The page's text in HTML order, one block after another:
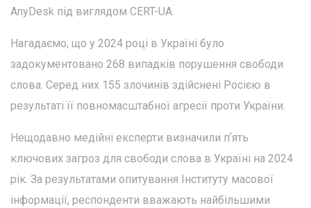
AnyDesk під виглядом CERT-UA.
Нагадаємо, що у 2024 році в Україні було
задокументовано 268 випадків порушення свободи
слова. Серед них 155 злочинів здійснені Росією в
результаті її повномасштабної агресії проти України.
Нещодавно медійні експерти визначили пʼять
ключових загроз для свободи слова в Україні на 2024
рік. За результатами опитування Інституту масової
інформації, респонденти вважають найбільшими